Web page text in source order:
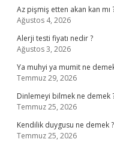
Az pişmiş etten akan kan mı
Ağustos 4, 2026
Alerji testi fiyatı nedir ?
Ağustos 3, 2026
Ya muhyi ya mumit ne
Temmuz 29, 2026
Dinlemeyi bilmek ne demek
Temmuz 25, 2026
Kendilik duygusu ne demek ?
Temmuz 25, 2026